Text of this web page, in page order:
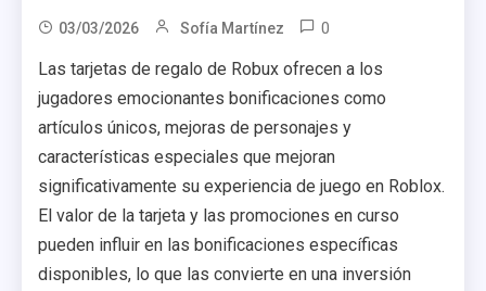
03/03/2026 Sofía Martínez 0
Las tarjetas de regalo de Robux ofrecen a los
jugadores emocionantes bonificaciones como
artículos únicos, mejoras de personajes y
características especiales que mejoran
significativamente su experiencia de juego en Roblox.
El valor de la tarjeta y las promociones en curso
pueden influir en las bonificaciones específicas
disponibles, lo que las convierte en una inversión